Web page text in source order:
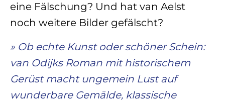
eine Fälschung? Und hat van Aelst
noch weitere Bilder gefälscht?
» Ob echte Kunst oder schöner Schein:
van Odijks Roman mit historischem
Gerüst macht ungemein Lust auf
wunderbare Gemälde, klassische